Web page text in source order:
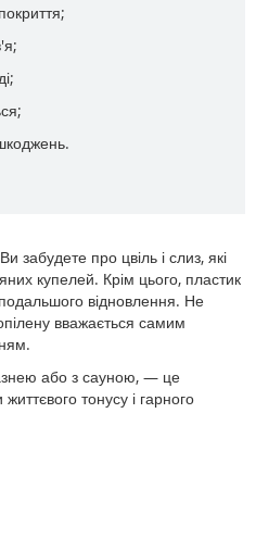
забудете про цвіль і слиз, які
купелей. Крім цього, пластик
відновлення. Не
вважається самим
або з сауною, — це
тонусу і гарного